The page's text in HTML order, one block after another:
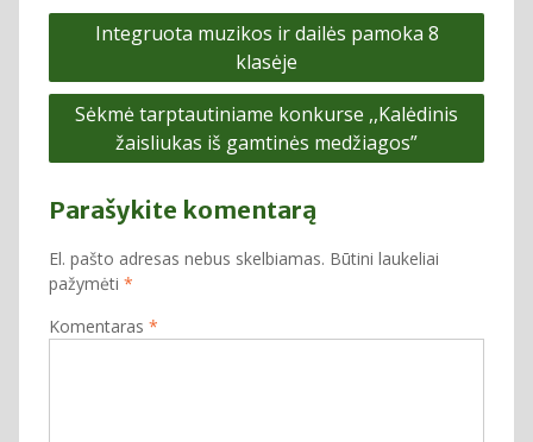
Navigacija
įrašų
Integruota muzikos ir dailės pamoka 8
klasėje
Sėkmė tarptautiniame konkurse ,,Kalėdinis
žaisliukas iš gamtinės medžiagos”
Parašykite komentarą
El. pašto adresas nebus skelbiamas. Būtini laukeliai
pažymėti *
Komentaras *